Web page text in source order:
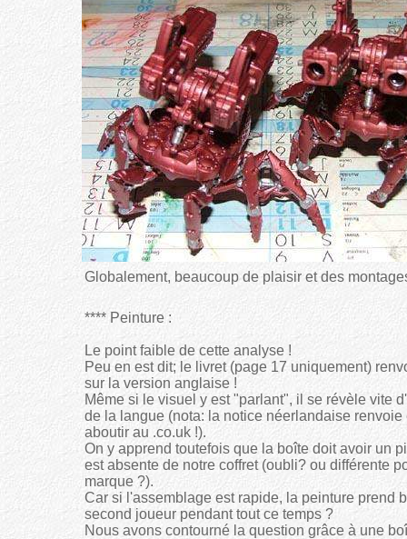
Globalement, beaucoup de plaisir et des
**** Peinture :
Le point faible de cette analyse !
Peu en est dit; le livret (page 17 uniquement)
sur la version anglaise !
Même si le visuel y est "parlant", il se révèle vite
de la langue (nota: la notice néerlandaise
aboutir au .co.uk !).
On y apprend toutefois que la boîte doit avoir un
est absente de notre coffret (oubli? ou différente
marque ?).
Car si l'assemblage est rapide, la peinture prend
second joueur pendant tout ce temps ?
Nous avons contourné la question grâce à une